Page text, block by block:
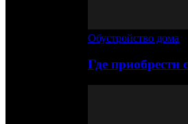
Обустройство дома
Где приобрести